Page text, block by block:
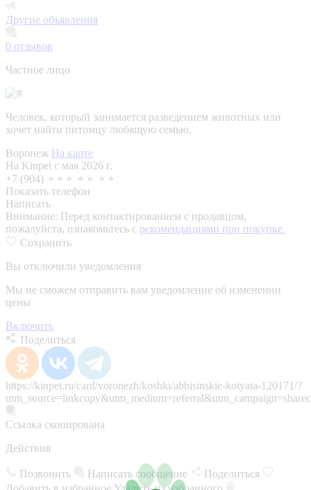
Другие объявления
0 отзывов
Частное лицо
Человек, который занимается разведением животных или
хочет найти питомцу любящую семью.
Воронеж На карте
На Kinpet c мая 2026 г.
+7 (904) ⚬⚬⚬ ⚬⚬ ⚬⚬
Показать телефон
Написать
Внимание: Перед контактированием с продавцом,
пожалуйста, ознакомьтесь с рекомендациями при покупке.
Сохранить
Вы отключили уведомления
Мы не сможем отправить вам уведомление об изменении
цены
Включить
Поделиться
https://kinpet.ru/card/voronezh/koshki/abbisinskie-kotyata-120171/?
Ссылка скопирована
Действия
Позвонить Написать сообщение
Поделиться